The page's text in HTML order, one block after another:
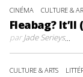
CINÉMA CULTURE &
Fleabag? It’ll
parJade Serieys...
CULTURE & ARTS